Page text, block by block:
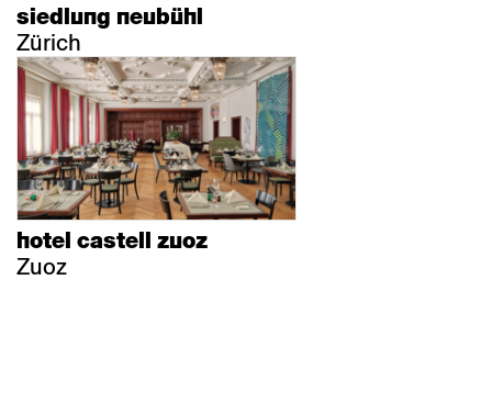
siedlung neubühl
Zürich
hotel castell zuoz
Zuoz